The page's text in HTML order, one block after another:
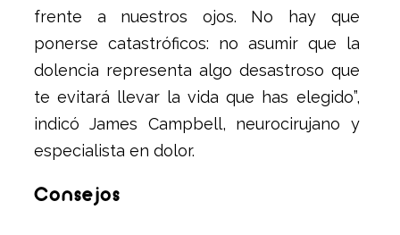
frente a nuestros ojos. No hay que
ponerse catastróficos: no asumir que la
dolencia representa algo desastroso que
te evitará llevar la vida que has elegido”,
indicó James Campbell, neurocirujano y
especialista en dolor.
Consejos